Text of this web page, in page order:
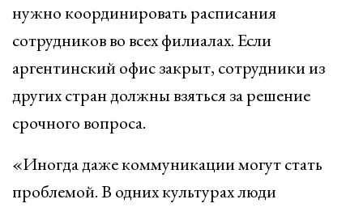
нужно координировать расписания
сотрудников во всех филиалах. Если
аргентинский офис закрыт, сотрудники из
других стран должны взяться за решение
срочного вопроса.
«Иногда даже коммуникации могут стать
проблемой. В одних культурах люди